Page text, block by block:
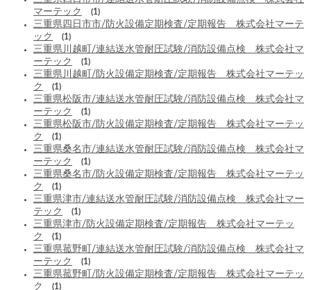
マーテック
(1)
三重県四日市市/防火設備定期検査/定期報告 株式会社マーテ
ック
(1)
三重県川越町/連結送水管耐圧試験/消防設備点検 株式会社マ
ーテック
(1)
三重県川越町/防火設備定期検査/定期報告 株式会社マーテッ
ク
(1)
三重県松阪市/連結送水管耐圧試験/消防設備点検 株式会社マ
ーテック
(1)
三重県松阪市/防火設備定期検査/定期報告 株式会社マーテッ
ク
(1)
三重県桑名市/連結送水管耐圧試験/消防設備点検 株式会社マ
ーテック
(1)
三重県桑名市/防火設備定期検査/定期報告 株式会社マーテッ
ク
(1)
三重県津市/連結送水管耐圧試験/消防設備点検 株式会社マー
テック
(1)
三重県津市/防火設備定期検査/定期報告 株式会社マーテッ
ク
(1)
三重県菰野町/連結送水管耐圧試験/消防設備点検 株式会社マ
ーテック
(1)
三重県菰野町/防火設備定期検査/定期報告 株式会社マーテッ
ク
(1)